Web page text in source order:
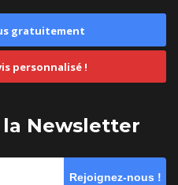
gratuitement
personnalisé !
la Newsletter
Rejoignez-nous !